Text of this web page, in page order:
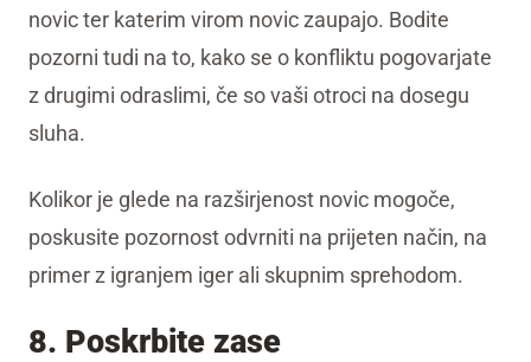
novic ter katerim virom novic zaupajo. Bodite
pozorni tudi na to, kako se o konfliktu pogovarjate
z drugimi odraslimi, če so vaši otroci na dosegu
sluha.
Kolikor je glede na razširjenost novic mogoče,
poskusite pozornost odvrniti na prijeten način, na
primer z igranjem iger ali skupnim sprehodom.
8. Poskrbite zase